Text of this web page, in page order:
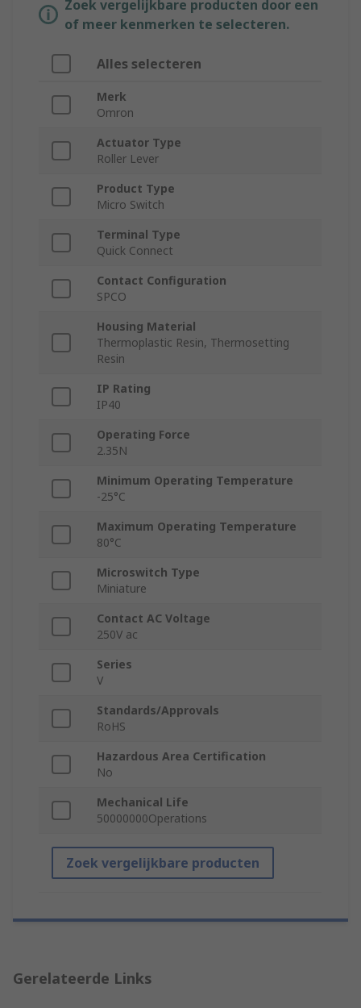
Zoek vergelijkbare producten door een
of meer kenmerken te selecteren.
Alles selecteren
Merk
Omron
Actuator Type
Roller Lever
Product Type
Micro Switch
Terminal Type
Quick Connect
Contact Configuration
SPCO
Housing Material
Thermoplastic Resin, Thermosetting
Resin
IP Rating
IP40
Operating Force
2.35N
Minimum Operating Temperature
-25°C
Maximum Operating Temperature
80°C
Microswitch Type
Miniature
Contact AC Voltage
250V ac
Series
V
Standards/Approvals
RoHS
Hazardous Area Certification
No
Mechanical Life
50000000Operations
Zoek vergelijkbare producten
Gerelateerde Links